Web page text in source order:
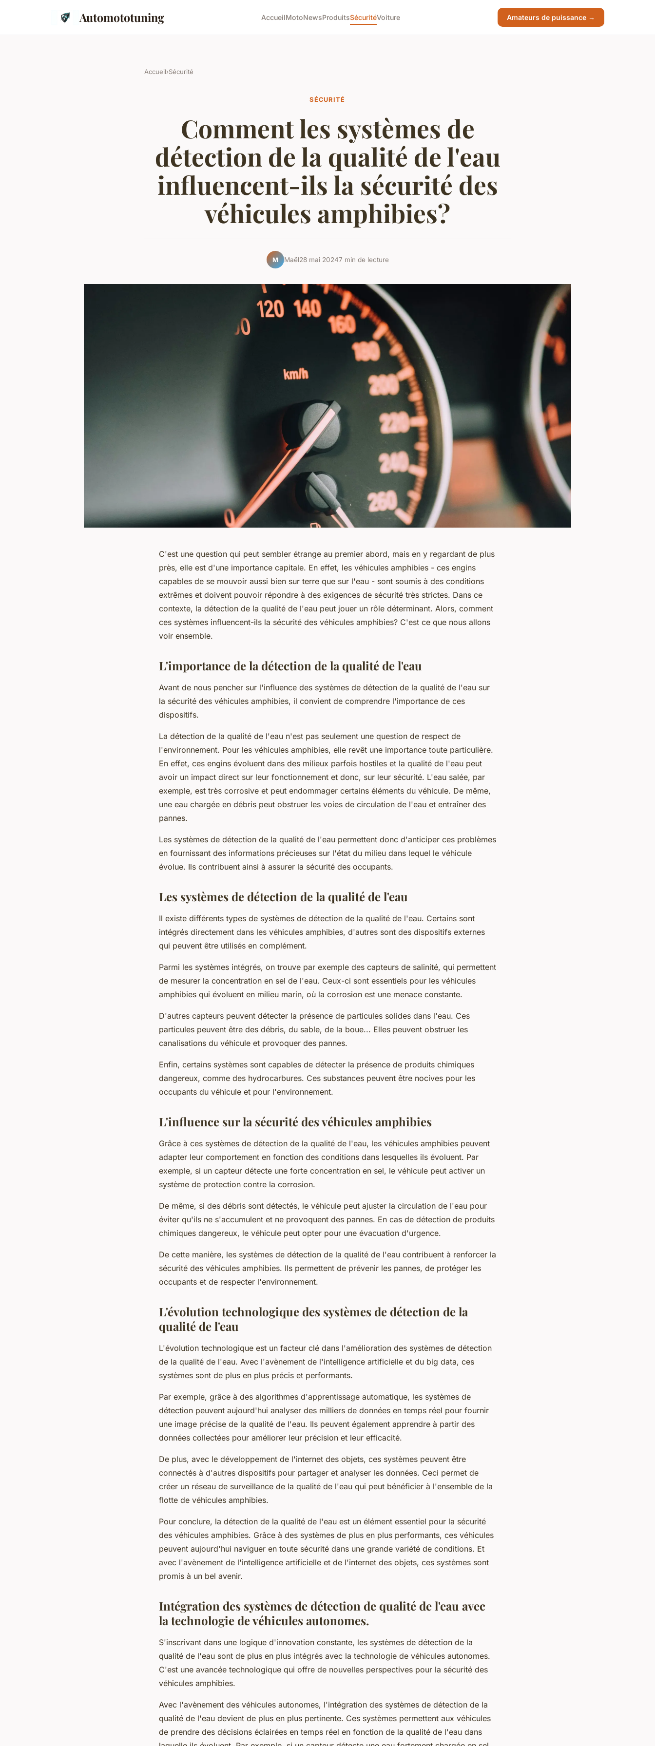
Automototuning AccueilMotoNewsProduitsSécuritéVoiture Amateurs de puissance →
Accueil›Sécurité
SÉCURITÉ
Comment les systèmes de
détection de la qualité de l'eau
influencent-ils la sécurité des
véhicules amphibies?
M Maël28 mai 20247 min de lecture
C'est une question qui peut sembler étrange au premier abord, mais en y regardant de plus
près, elle est d'une importance capitale. En effet, les véhicules amphibies - ces engins
capables de se mouvoir aussi bien sur terre que sur l'eau - sont soumis à des conditions
extrêmes et doivent pouvoir répondre à des exigences de sécurité très strictes. Dans ce
contexte, la détection de la qualité de l'eau peut jouer un rôle déterminant. Alors, comment
ces systèmes influencent-ils la sécurité des véhicules amphibies? C'est ce que nous allons
voir ensemble.
L'importance de la détection de la qualité de l'eau
Avant de nous pencher sur l'influence des systèmes de détection de la qualité de l'eau sur
la sécurité des véhicules amphibies, il convient de comprendre l'importance de ces
dispositifs.
La détection de la qualité de l'eau n'est pas seulement une question de respect de
l'environnement. Pour les véhicules amphibies, elle revêt une importance toute particulière.
En effet, ces engins évoluent dans des milieux parfois hostiles et la qualité de l'eau peut
avoir un impact direct sur leur fonctionnement et donc, sur leur sécurité. L'eau salée, par
exemple, est très corrosive et peut endommager certains éléments du véhicule. De même,
une eau chargée en débris peut obstruer les voies de circulation de l'eau et entraîner des
pannes.
Les systèmes de détection de la qualité de l'eau permettent donc d'anticiper ces problèmes
en fournissant des informations précieuses sur l'état du milieu dans lequel le véhicule
évolue. Ils contribuent ainsi à assurer la sécurité des occupants.
Les systèmes de détection de la qualité de l'eau
Il existe différents types de systèmes de détection de la qualité de l'eau. Certains sont
intégrés directement dans les véhicules amphibies, d'autres sont des dispositifs externes
qui peuvent être utilisés en complément.
Parmi les systèmes intégrés, on trouve par exemple des capteurs de salinité, qui permettent
de mesurer la concentration en sel de l'eau. Ceux-ci sont essentiels pour les véhicules
amphibies qui évoluent en milieu marin, où la corrosion est une menace constante.
D'autres capteurs peuvent détecter la présence de particules solides dans l'eau. Ces
particules peuvent être des débris, du sable, de la boue... Elles peuvent obstruer les
canalisations du véhicule et provoquer des pannes.
Enfin, certains systèmes sont capables de détecter la présence de produits chimiques
dangereux, comme des hydrocarbures. Ces substances peuvent être nocives pour les
occupants du véhicule et pour l'environnement.
L'influence sur la sécurité des véhicules amphibies
Grâce à ces systèmes de détection de la qualité de l'eau, les véhicules amphibies peuvent
adapter leur comportement en fonction des conditions dans lesquelles ils évoluent. Par
exemple, si un capteur détecte une forte concentration en sel, le véhicule peut activer un
système de protection contre la corrosion.
De même, si des débris sont détectés, le véhicule peut ajuster la circulation de l'eau pour
éviter qu'ils ne s'accumulent et ne provoquent des pannes. En cas de détection de produits
chimiques dangereux, le véhicule peut opter pour une évacuation d'urgence.
De cette manière, les systèmes de détection de la qualité de l'eau contribuent à renforcer la
sécurité des véhicules amphibies. Ils permettent de prévenir les pannes, de protéger les
occupants et de respecter l'environnement.
L'évolution technologique des systèmes de détection de la
qualité de l'eau
L'évolution technologique est un facteur clé dans l'amélioration des systèmes de détection
de la qualité de l'eau. Avec l'avènement de l'intelligence artificielle et du big data, ces
systèmes sont de plus en plus précis et performants.
Par exemple, grâce à des algorithmes d'apprentissage automatique, les systèmes de
détection peuvent aujourd'hui analyser des milliers de données en temps réel pour fournir
une image précise de la qualité de l'eau. Ils peuvent également apprendre à partir des
données collectées pour améliorer leur précision et leur efficacité.
De plus, avec le développement de l'internet des objets, ces systèmes peuvent être
connectés à d'autres dispositifs pour partager et analyser les données. Ceci permet de
créer un réseau de surveillance de la qualité de l'eau qui peut bénéficier à l'ensemble de la
flotte de véhicules amphibies.
Pour conclure, la détection de la qualité de l'eau est un élément essentiel pour la sécurité
des véhicules amphibies. Grâce à des systèmes de plus en plus performants, ces véhicules
peuvent aujourd'hui naviguer en toute sécurité dans une grande variété de conditions. Et
avec l'avènement de l'intelligence artificielle et de l'internet des objets, ces systèmes sont
promis à un bel avenir.
Intégration des systèmes de détection de qualité de l'eau avec
la technologie de véhicules autonomes.
S'inscrivant dans une logique d'innovation constante, les systèmes de détection de la
qualité de l'eau sont de plus en plus intégrés avec la technologie de véhicules autonomes.
C'est une avancée technologique qui offre de nouvelles perspectives pour la sécurité des
véhicules amphibies.
Avec l'avènement des véhicules autonomes, l'intégration des systèmes de détection de la
qualité de l'eau devient de plus en plus pertinente. Ces systèmes permettent aux véhicules
de prendre des décisions éclairées en temps réel en fonction de la qualité de l'eau dans